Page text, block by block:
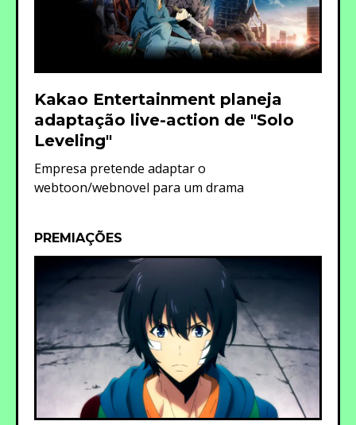
Kakao Entertainment planeja
adaptação live-action de "Solo
Leveling"
Empresa pretende adaptar o
webtoon/webnovel para um drama
PREMIAÇÕES